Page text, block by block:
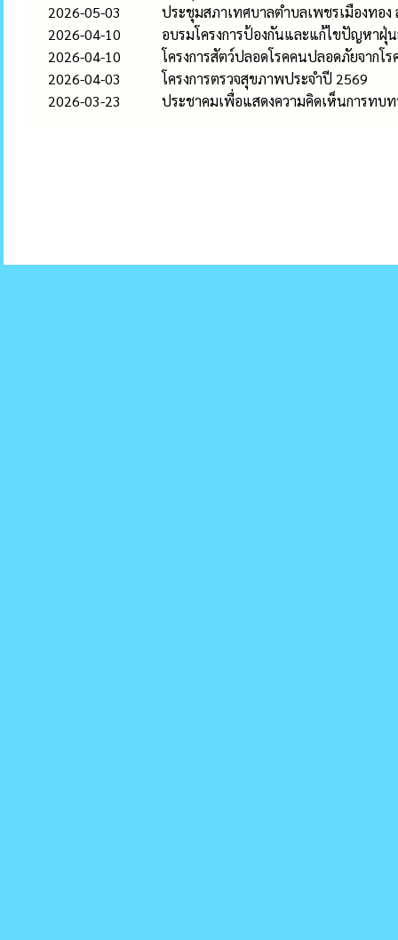
2026-05-03
ประชุมสภาเทศบาลตำบลเพชรเมืองทอ
2026-04-10
อบรมโครงการป้องกันและแก้ไขปัญหาฝุ่
2026-04-10
โครงการสัตว์ปลอดโรคคนปลอดภัยจาก
2026-04-03
โครงการตรวจสุขภาพประจำปี 2569
2026-03-23
ประชาคมเพื่อแสดงความคิดเห็นการทบ